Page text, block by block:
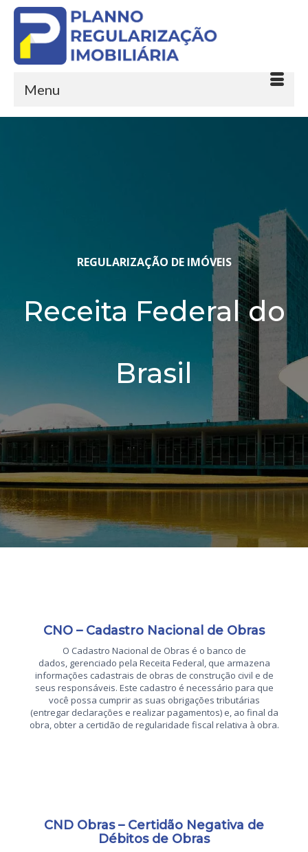
Menu
REGULARIZAÇÃO DE IMÓVEIS
Receita Federal do
Brasil
CNO – Cadastro Nacional de Obras
O Cadastro Nacional de Obras é o banco de
dados, gerenciado pela Receita Federal, que armazena
informações cadastrais de obras de construção civil e de
seus responsáveis. Este cadastro é necessário para que
você possa cumprir as suas obrigações tributárias
(entregar declarações e realizar pagamentos) e, ao final da
obra, obter a certidão de regularidade fiscal relativa à obra.
CND Obras – Certidão Negativa de
Débitos de Obras